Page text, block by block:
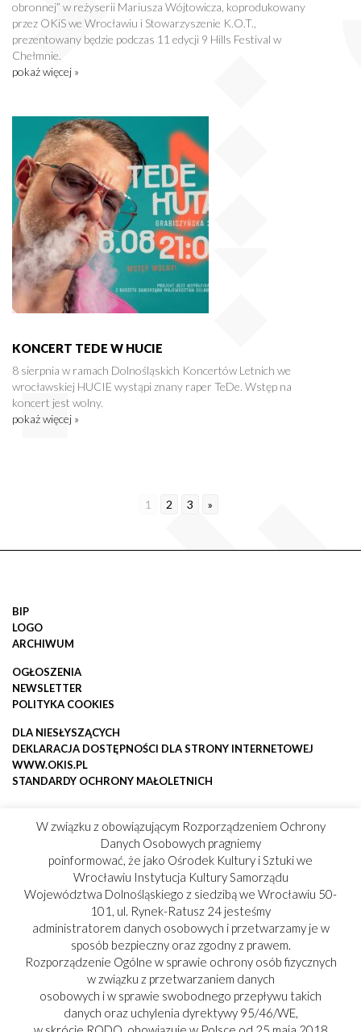
obronnej” w reżyserii Mariusza Wójtowicza, koprodukowany
przez OKiS we Wrocławiu i Stowarzyszenie K.O.T.,
prezentowany będzie podczas 11 edycji 9 Hills Festival w
Chełmnie.
pokaż więcej »
KONCERT TEDE W HUCIE
8 sierpnia w ramach Dolnośląskich Koncertów Letnich we
wrocławskiej HUCIE wystąpi znany raper TeDe. Wstęp na
koncert jest wolny.
pokaż więcej »
1 2 3 »
BIP
LOGO
ARCHIWUM
OGŁOSZENIA
NEWSLETTER
POLITYKA COOKIES
DLA NIESŁYSZĄCYCH
DEKLARACJA DOSTĘPNOŚCI DLA STRONY INTERNETOWEJ
WWW.OKIS.PL
STANDARDY OCHRONY MAŁOLETNICH
W związku z obowiązującym Rozporządzeniem Ochrony
Danych Osobowych pragniemy
poinformować, że jako Ośrodek Kultury i Sztuki we
Wrocławiu Instytucja Kultury Samorządu
Województwa Dolnośląskiego z siedzibą we Wrocławiu 50-
101, ul. Rynek-Ratusz 24 jesteśmy
administratorem danych osobowych i przetwarzamy je w
sposób bezpieczny oraz zgodny z prawem.
Rozporządzenie Ogólne w sprawie ochrony osób fizycznych
w związku z przetwarzaniem danych
osobowych i w sprawie swobodnego przepływu takich
danych oraz uchylenia dyrektywy 95/46/WE,